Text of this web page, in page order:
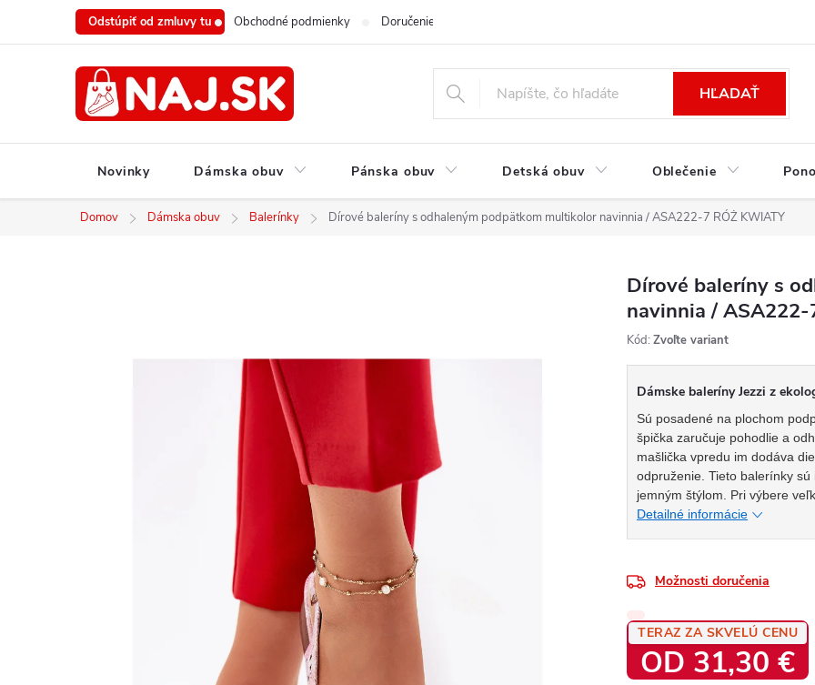
Odstúpiť od zmluvy tu Obchodné podmienky Doručenie a platba
HĽADAŤ
Novinky Dámska obuv Pánska obuv Detská obuv Oblečenie
Domov Dámska obuv Balerínky Dírové baleríny s odhaleným podpätkom multikolor navinnia / ASA222-7 RÓŻ KWIATY
Dírové baleríny s
navinnia / ASA222-
Kód: Zvoľte variant
Dámske baleríny Jezzi z
Sú posadené na plochom
špička zaručuje pohodlie a
mašlička vpredu im dodáva
odpruženie. Tieto balerínky
jemným štýlom. Pri výbere
Detailné informácie
Možnosti doručenia
TERAZ ZA SKVELÚ CENU
OD 31,30 €